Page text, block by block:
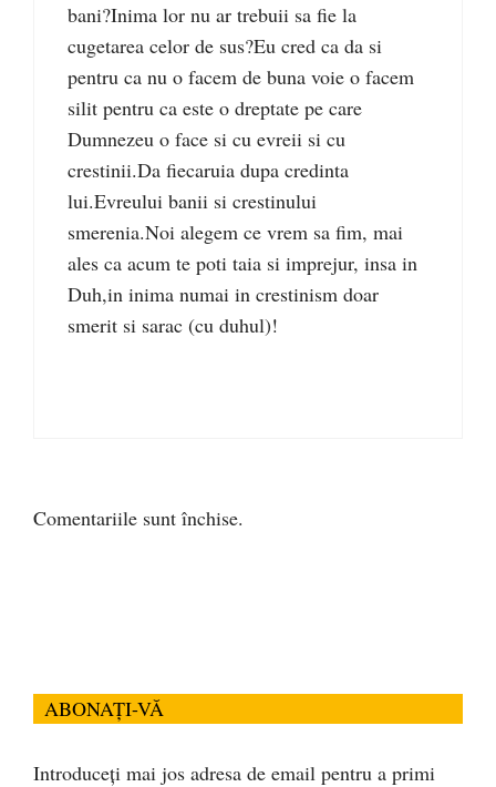
bani?Inima lor nu ar trebuii sa fie la
cugetarea celor de sus?Eu cred ca da si
pentru ca nu o facem de buna voie o facem
silit pentru ca este o dreptate pe care
Dumnezeu o face si cu evreii si cu
crestinii.Da fiecaruia dupa credinta
lui.Evreului banii si crestinului
smerenia.Noi alegem ce vrem sa fim, mai
ales ca acum te poti taia si imprejur, insa in
Duh,in inima numai in crestinism doar
smerit si sarac (cu duhul)!
Comentariile sunt închise.
ABONAȚI-VĂ
Introduceți mai jos adresa de email pentru a primi